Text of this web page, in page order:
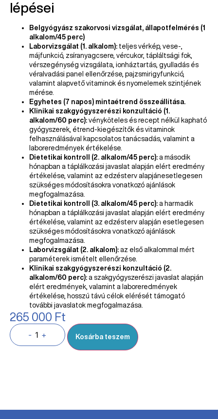
lépései
Belgyógyász szakorvosi vizsgálat, állapotfelmérés (1
alkalom/45 perc)
Laborvizsgálat (1. alkalom): teljes vérkép, vese-,
májfunkció, zsíranyagcsere, vércukor, tápláltsági fok,
vérszegénység vizsgálata, ionháztartás, gyulladás és
véralvadási panel ellenőrzése, pajzsmirigyfunkció,
valamint alapvető vitaminok és nyomelemek szintjének
mérése.
Egyhetes (7 napos) mintaétrend összeállítása.
Klinikai szakgyógyszerészi konzultáció (1.
alkalom/60 perc): vényköteles és recept nélkül kapható
gyógyszerek, étrend-kiegészítők és vitaminok
felhasználásával kapcsolatos tanácsadás, valamint a
laboreredmények értékelése.
Dietetikai kontroll (2. alkalom/45 perc): a második
hónapban a táplálkozási javaslat alapján elért eredmény
értékelése, valamint az edzésterv alapjánesetlegesen
szükséges módosításokra vonatkozó ajánlások
megfogalmazása.
Dietetikai kontroll (3. alkalom/45 perc): a harmadik
hónapban a táplálkozási javaslat alapján elért eredmény
értékelése, valamint az edzésterv alapján esetlegesen
szükséges módosításokra vonatkozó ajánlások
megfogalmazása.
Laborvizsgálat (2. alkalom): az első alkalommal mért
paraméterek ismételt ellenőrzése.
Klinikai szakgyógyszerészi konzultáció (2.
alkalom/60 perc): a szakgyógyszerészi javaslat alapján
elért eredmények, valamint a laboreredmények
értékelése, hosszú távú célok elérését támogató
további javaslatok megfogalmazása.
265 000 Ft
- + Kosárba teszem